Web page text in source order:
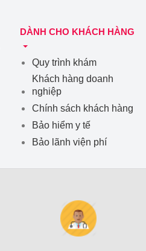
DÀNH CHO KHÁCH HÀNG
Quy trình khám
Khách hàng doanh
nghiệp
Chính sách khách hàng
Bảo hiểm y tế
Bảo lãnh viện phí